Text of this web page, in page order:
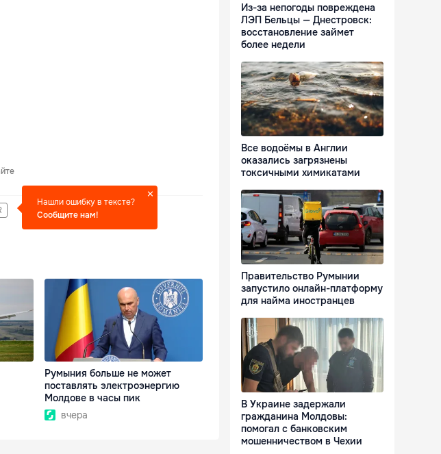
Нашли ошибку в тексте?
Сообщите нам!
Румыния больше не может
поставлять электроэнергию
Молдове в часы пик
вчера
Из-за непогоды повреждена
ЛЭП Бельцы — Днестровск:
восстановление займет
более недели
Все водоёмы в Англии
оказались загрязнены
токсичными химикатами
Правительство Румынии
запустило онлайн-платформу
для найма иностранцев
В Украине задержали
гражданина Молдовы:
помогал с банковским
мошенничеством в Чехии